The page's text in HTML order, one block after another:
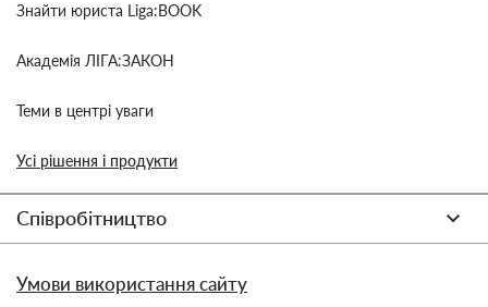
Знайти юриста Liga:BOOK
Академія ЛІГА:ЗАКОН
Теми в центрі уваги
Усі рішення і продукти
Співробітництво
Умови використання сайту